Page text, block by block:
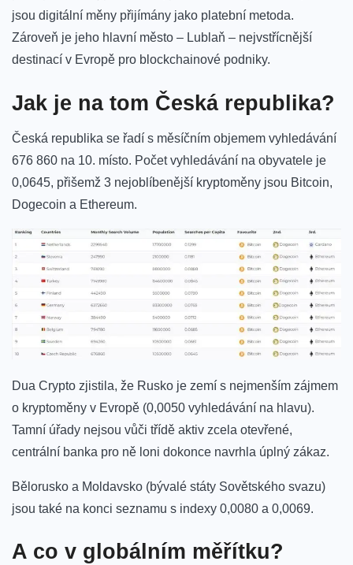
jsou digitální měny přijímány jako platební metoda.
Zároveň je jeho hlavní město – Lublaň – nejvstřícnější
destinací v Evropě pro blockchainové podniky.
Jak je na tom Česká republika?
Česká republika se řadí s měsíčním objemem vyhledávání
676 860 na 10. místo. Počet vyhledávání na obyvatele je
0,0645, přišemž 3 nejoblíbenější kryptoměny jsou Bitcoin,
Dogecoin a Ethereum.
Dua Crypto zjistila, že Rusko je zemí s nejmenším zájmem
o kryptoměny v Evropě (0,0050 vyhledávání na hlavu).
Tamní úřady nejsou vůči třídě aktiv zcela otevřené,
centrální banka pro ně loni dokonce navrhla úplný zákaz.
Bělorusko a Moldavsko (bývalé státy Sovětského svazu)
jsou také na konci seznamu s indexy 0,0080 a 0,0069.
A co v globálním měřítku?